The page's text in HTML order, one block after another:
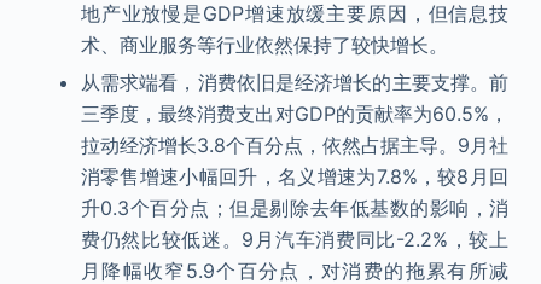
地产业放慢是GDP增速放缓主要原因，但信息技
术、商业服务等行业依然保持了较快增长。
从需求端看，消费依旧是经济增长的主要支撑。前
三季度，最终消费支出对GDP的贡献率为60.5%，
拉动经济增长3.8个百分点，依然占据主导。9月社
消零售增速小幅回升，名义增速为7.8%，较8月回
升0.3个百分点；但是剔除去年低基数的影响，消
费仍然比较低迷。9月汽车消费同比-2.2%，较上
月降幅收窄5.9个百分点，对消费的拖累有所减